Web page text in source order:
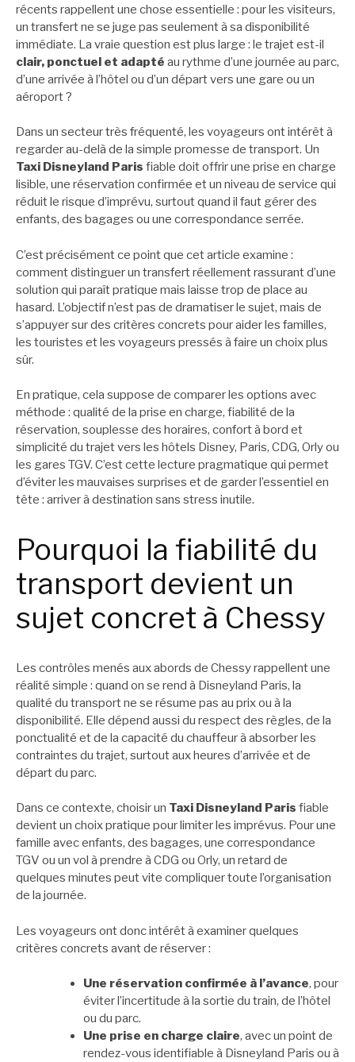
récents rappellent une chose essentielle : pour les visiteurs,
un transfert ne se juge pas seulement à sa disponibilité
immédiate. La vraie question est plus large : le trajet est-il
clair, ponctuel et adapté au rythme d’une journée au parc,
d’une arrivée à l’hôtel ou d’un départ vers une gare ou un
aéroport ?
Dans un secteur très fréquenté, les voyageurs ont intérêt à
regarder au-delà de la simple promesse de transport. Un
Taxi Disneyland Paris fiable doit offrir une prise en charge
lisible, une réservation confirmée et un niveau de service qui
réduit le risque d’imprévu, surtout quand il faut gérer des
enfants, des bagages ou une correspondance serrée.
C’est précisément ce point que cet article examine :
comment distinguer un transfert réellement rassurant d’une
solution qui paraît pratique mais laisse trop de place au
hasard. L’objectif n’est pas de dramatiser le sujet, mais de
s’appuyer sur des critères concrets pour aider les familles,
les touristes et les voyageurs pressés à faire un choix plus
sûr.
En pratique, cela suppose de comparer les options avec
méthode : qualité de la prise en charge, fiabilité de la
réservation, souplesse des horaires, confort à bord et
simplicité du trajet vers les hôtels Disney, Paris, CDG, Orly ou
les gares TGV. C’est cette lecture pragmatique qui permet
d’éviter les mauvaises surprises et de garder l’essentiel en
tête : arriver à destination sans stress inutile.
Pourquoi la fiabilité du
transport devient un
sujet concret à Chessy
Les contrôles menés aux abords de Chessy rappellent une
réalité simple : quand on se rend à Disneyland Paris, la
qualité du transport ne se résume pas au prix ou à la
disponibilité. Elle dépend aussi du respect des règles, de la
ponctualité et de la capacité du chauffeur à absorber les
contraintes du trajet, surtout aux heures d’arrivée et de
départ du parc.
Dans ce contexte, choisir un Taxi Disneyland Paris fiable
devient un choix pratique pour limiter les imprévus. Pour une
famille avec enfants, des bagages, une correspondance
TGV ou un vol à prendre à CDG ou Orly, un retard de
quelques minutes peut vite compliquer toute l’organisation
de la journée.
Les voyageurs ont donc intérêt à examiner quelques
critères concrets avant de réserver :
Une réservation confirmée à l’avance, pour
éviter l’incertitude à la sortie du train, de l’hôtel
ou du parc.
Une prise en charge claire, avec un point de
rendez-vous identifiable à Disneyland Paris ou à